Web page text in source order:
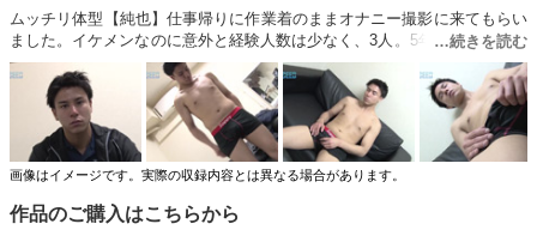
ムッチリ体型【純也】仕事帰りに作業着のままオナニー撮影に来てもらい
ました。イケメンなのに意外と経験人数は少なく、3人。5年以上彼女がい
ないらしく、普段は専らオナニー三昧の日々…。パンツ越しにチンコを揉
んでいると徐々に大きくなってパンツの隙間からは亀頭が…。パンツを脱
ぐとデカめの亀頭が！！ケータイ片手にチンコをシコシコしていると、チ
ンコを握っている手に流れ落ちるくらい大量のガマン汁があふれ出す！！
最後は2日間溜まった濃厚ザーメンをドピュッ！と発射！！
画像はイメージです。実際の収録内容とは異なる場合があります。
作品のご購入はこちらから